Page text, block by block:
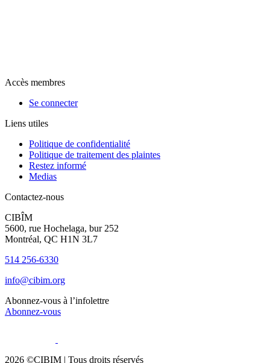
Accès membres
Se connecter
Liens utiles
Politique de confidentialité
Politique de traitement des plaintes
Restez informé
Medias
Contactez-nous
CIBÎM
5600, rue Hochelaga, bur 252
Montréal, QC H1N 3L7
514 256-6330
info@cibim.org
Abonnez-vous à l’infolettre
Abonnez-vous
2026 ©CIBIM | Tous droits réservés